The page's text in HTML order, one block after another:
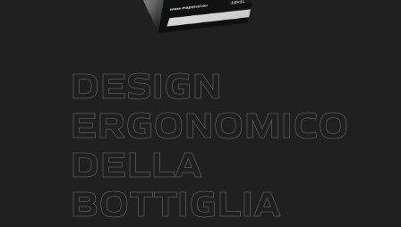
DESIGN
ERGONOMICO
DELLA
BOTTIGLIA